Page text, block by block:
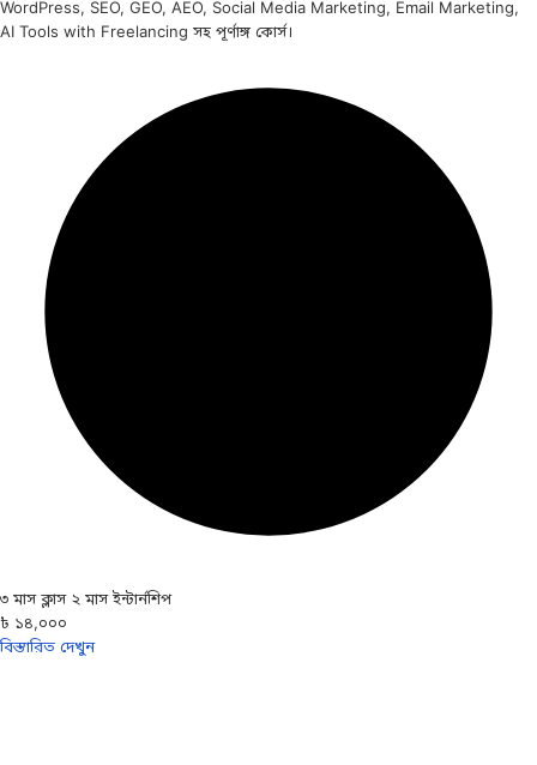
WordPress, SEO, GEO, AEO, Social Media Marketing, Email Marketing,
AI Tools with Freelancing সহ পূর্ণাঙ্গ কোর্স।
৩ মাস ক্লাস ২ মাস ইন্টার্নশিপ
৳ ১৪,০০০
বিস্তারিত দেখুন